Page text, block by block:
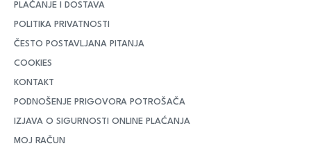
PLAĆANJE I DOSTAVA
POLITIKA PRIVATNOSTI
ČESTO POSTAVLJANA PITANJA
COOKIES
KONTAKT
PODNOŠENJE PRIGOVORA POTROŠAČA
IZJAVA O SIGURNOSTI ONLINE PLAĆANJA
MOJ RAČUN